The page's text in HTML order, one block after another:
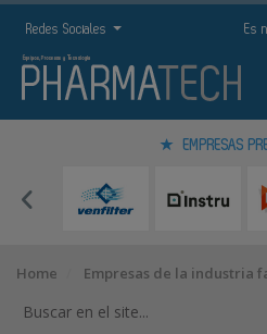
Redes Sociales Es
EMPRESAS
Home Empresas de la industria